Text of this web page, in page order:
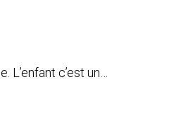
c’est un…